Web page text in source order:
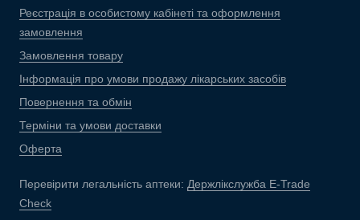
Реєстрація в особистому кабінеті та оформлення
замовлення
Замовлення товару
Інформація про умови продажу лікарських засобів
Повернення та обмін
Терміни та умови доставки
Оферта
Перевірити легальність аптеки: Держлікслужба E-Trade
Check